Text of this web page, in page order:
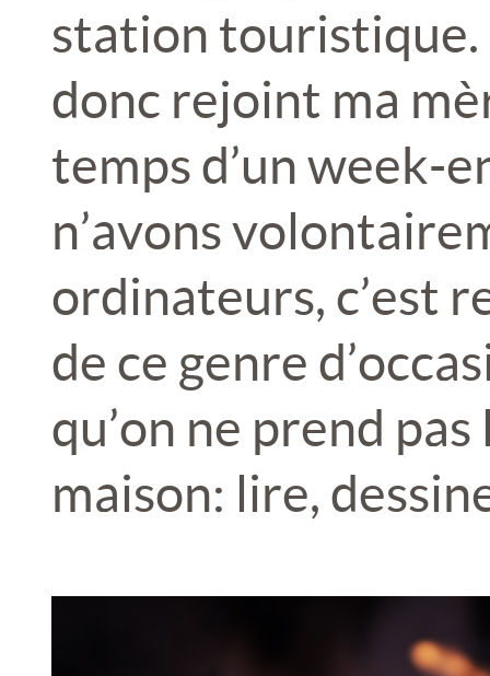
station touristique.
donc rejoint ma
temps d’un week-
n’avons
ordinateurs, c’est
de ce genre
qu’on ne prend
maison: lire,